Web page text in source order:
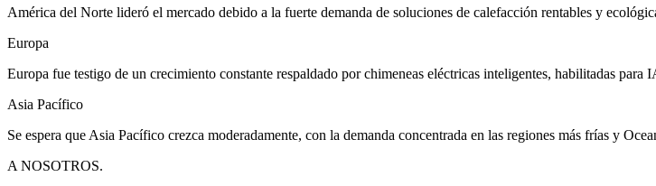
América del Norte lideró el mercado debido a la fuerte demanda de soluciones de calefacción rentables y
Europa
Europa fue testigo de un crecimiento constante respaldado por chimeneas eléctricas inteligentes, habilitadas para
Asia Pacífico
Se espera que Asia Pacífico crezca moderadamente, con la demanda concentrada en las regiones más frías y
A NOSOTROS.